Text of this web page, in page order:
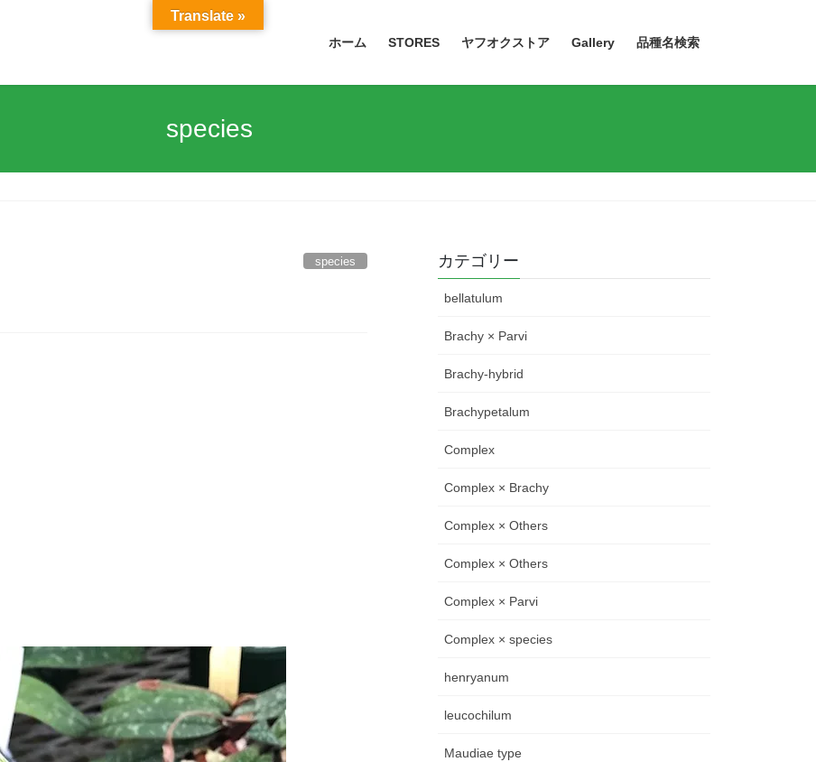
ホーム STORES ヤフオクストア Gallery 品種名検索
species
species カテゴリー
bellatulum
Brachy × Parvi
Brachy-hybrid
Brachypetalum
Complex
Complex × Brachy
Complex × Others
Complex × Others
Complex × Parvi
Complex × species
henryanum
leucochilum
Maudiae type
Translate »